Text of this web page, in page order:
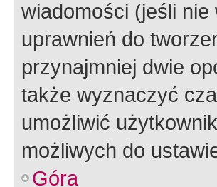
wiadomości (jeśli
uprawnień do
przynajmniej dwie
także wyznaczyć
umożliwić
możliwych do
Góra